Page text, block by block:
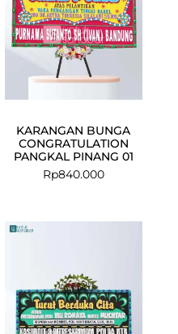
KARANGAN BUNGA
CONGRATULATION
PANGKAL PINANG 01
Rp840.000